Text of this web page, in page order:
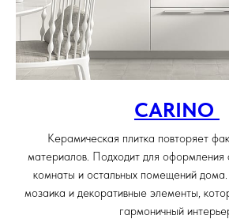
CARINO
Керамическая плитка повторяет
материалов. Подходит для оформления
комнаты и остальных помещений дома.
мозаика и декоративные элементы,
гармоничный